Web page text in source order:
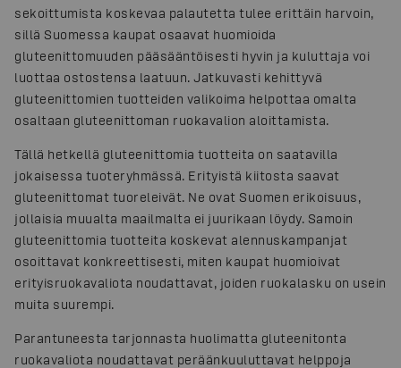
sekoittumista koskevaa palautetta tulee erittäin harvoin,
sillä Suomessa kaupat osaavat huomioida
gluteenittomuuden pääsääntöisesti hyvin ja kuluttaja voi
luottaa ostostensa laatuun. Jatkuvasti kehittyvä
gluteenittomien tuotteiden valikoima helpottaa omalta
osaltaan gluteenittoman ruokavalion aloittamista.
Tällä hetkellä gluteenittomia tuotteita on saatavilla
jokaisessa tuoteryhmässä. Erityistä kiitosta saavat
gluteenittomat tuoreleivät. Ne ovat Suomen erikoisuus,
jollaisia muualta maailmalta ei juurikaan löydy. Samoin
gluteenittomia tuotteita koskevat alennuskampanjat
osoittavat konkreettisesti, miten kaupat huomioivat
erityisruokavaliota noudattavat, joiden ruokalasku on usein
muita suurempi.
Parantuneesta tarjonnasta huolimatta gluteenitonta
ruokavaliota noudattavat peräänkuuluttavat helppoja